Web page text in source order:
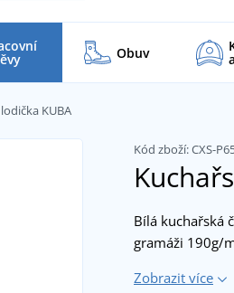
Obuv
KUBA
Kód zboží:CXS-
Bílá kuchařská
gramáži 190g/
Zobrazit více